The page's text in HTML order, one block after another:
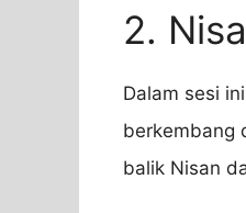
2.
Dalam sesi
berkembang
balik Nisan